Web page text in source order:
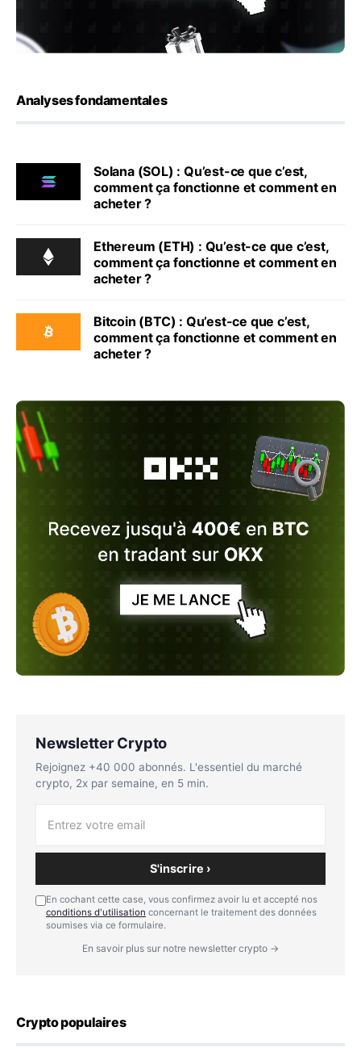
Analyses fondamentales
Solana (SOL) : Qu’est-ce que c’est,
comment ça fonctionne et comment en
acheter ?
Ethereum (ETH) : Qu’est-ce que c’est,
comment ça fonctionne et comment en
acheter ?
Bitcoin (BTC) : Qu’est-ce que c’est,
comment ça fonctionne et comment en
acheter ?
Newsletter Crypto
Rejoignez +40 000 abonnés. L'essentiel du marché
crypto, 2x par semaine, en 5 min.
S'inscrire ›
En cochant cette case, vous confirmez avoir lu et accepté nos
conditions d'utilisation concernant le traitement des données
soumises via ce formulaire.
En savoir plus sur notre newsletter crypto →
Crypto populaires